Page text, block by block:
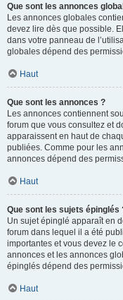
Que sont les annonces
Les annonces globales
devez lire dès que possible.
dans votre panneau de
globales dépend des
Haut
Que sont les annonces ?
Les annonces contiennent
forum que vous consultez et
apparaissent en haut de
publiées. Comme pour les
annonces dépend des
Haut
Que sont les sujets épinglés
Un sujet épinglé apparaît en
forum dans lequel il a été
importantes et vous devez le
annonces et les annonces
épinglés dépend des
Haut